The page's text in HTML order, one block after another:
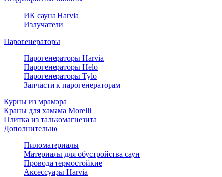
ИК сауна Harvia
Излучатели
Парогенераторы
Парогенераторы Harvia
Парогенераторы Helo
Парогенераторы Tylo
Запчасти к парогенераторам
Курны из мрамора
Краны для хамама Morelli
Плитка из талькомагнезита
Дополнительно
Пиломатериалы
Материалы для обустройства саун
Провода термостойкие
Аксессуары Harvia